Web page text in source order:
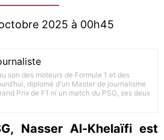
2025 à 00h45
son des moteurs de Formule 1 et des
diplomé d'un Master de journalisme
Prix de F1 ni un match du PSG, ses deux
Nasser Al-Khelaïfi est